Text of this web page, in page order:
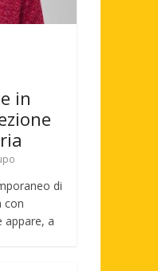
in
di
con
appare, a